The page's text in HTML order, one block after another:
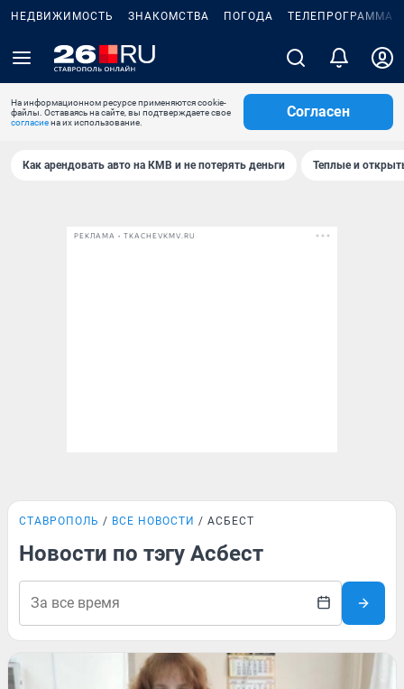
НЕДВИЖИМОСТЬ ЗНАКОМСТВА ПОГОДА ТЕЛЕПРОГРАММА
На информационном ресурсе применяются cookie-
файлы. Оставаясь на сайте, вы подтверждаете свое
согласиена их использование.
Согласен
Как арендовать авто на КМВ и не потерять деньги Теплые и
РЕКЛАМА • TKACHEVKMV.RU
СТАВРОПОЛЬ ВСЕ НОВОСТИ АСБЕСТ
Новости по тэгу Асбест